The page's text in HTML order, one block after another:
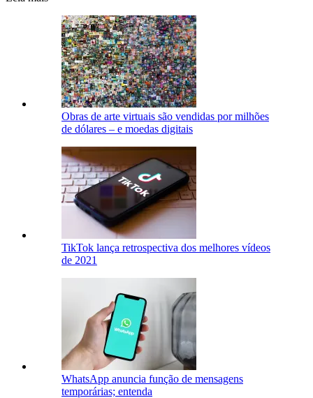
Obras de arte virtuais são vendidas por milhões
de dólares – e moedas digitais
TikTok lança retrospectiva dos melhores vídeos
de 2021
WhatsApp anuncia função de mensagens
temporárias; entenda